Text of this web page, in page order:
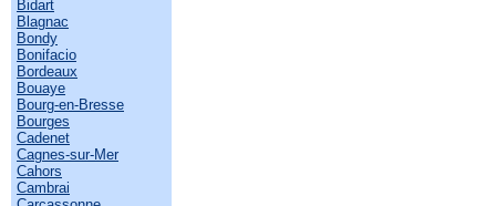
Bidart
Blagnac
Bondy
Bonifacio
Bordeaux
Bouaye
Bourg-en-Bresse
Bourges
Cadenet
Cagnes-sur-Mer
Cahors
Cambrai